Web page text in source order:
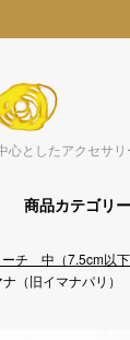
心としたアクセサ
商品カテゴリ
ーチ 中（7.5cm以下
（旧イマナパリ）